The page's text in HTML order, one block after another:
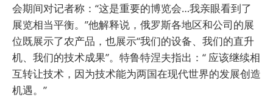
会期间对记者称：“这是重要的博览会…我亲眼看到了
展览相当平衡。”他解释说，俄罗斯各地区和公司的展
位既展示了农产品，也展示“我们的设备、我们的直升
机、我们的技术成果”。特鲁特涅夫指出：“ 应该继续相
互转让技术，因为技术能为两国在现代世界的发展创造
机遇。”